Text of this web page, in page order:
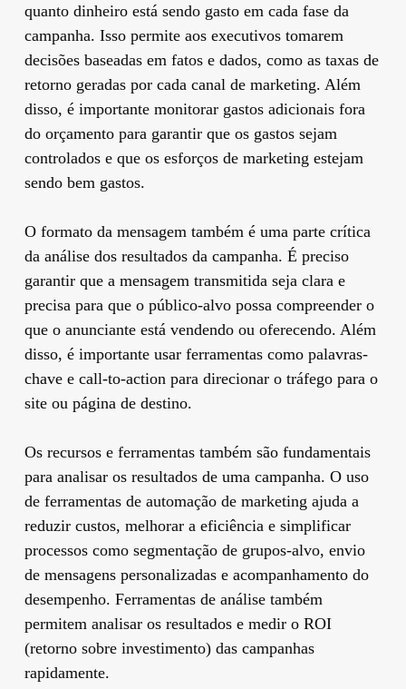
quanto dinheiro está sendo gasto em cada fase da
campanha. Isso permite aos executivos tomarem
decisões baseadas em fatos e dados, como as taxas de
retorno geradas por cada canal de marketing. Além
disso, é importante monitorar gastos adicionais fora
do orçamento para garantir que os gastos sejam
controlados e que os esforços de marketing estejam
sendo bem gastos.
O formato da mensagem também é uma parte crítica
da análise dos resultados da campanha. É preciso
garantir que a mensagem transmitida seja clara e
precisa para que o público-alvo possa compreender o
que o anunciante está vendendo ou oferecendo. Além
disso, é importante usar ferramentas como palavras-
chave e call-to-action para direcionar o tráfego para o
site ou página de destino.
Os recursos e ferramentas também são fundamentais
para analisar os resultados de uma campanha. O uso
de ferramentas de automação de marketing ajuda a
reduzir custos, melhorar a eficiência e simplificar
processos como segmentação de grupos-alvo, envio
de mensagens personalizadas e acompanhamento do
desempenho. Ferramentas de análise também
permitem analisar os resultados e medir o ROI
(retorno sobre investimento) das campanhas
rapidamente.